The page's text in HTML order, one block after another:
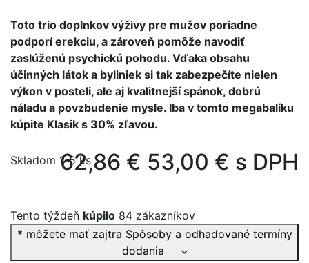
Toto trio doplnkov výživy pre mužov poriadne
podporí erekciu, a zároveň pomôže navodiť
zaslúženú psychickú pohodu. Vďaka obsahu
účinných látok a byliniek si tak zabezpečíte nielen
výkon v posteli, ale aj kvalitnejší spánok, dobrú
náladu a povzbudenie mysle. Iba v tomto megabalíku
kúpite Klasik s 30% zľavou.
Skladom 1-5 ks62,86 € 53,00 € s DPH
Tento týždeň kúpilo 84 zákazníkov
* môžete mať zajtra Spôsoby a odhadované termíny
dodania